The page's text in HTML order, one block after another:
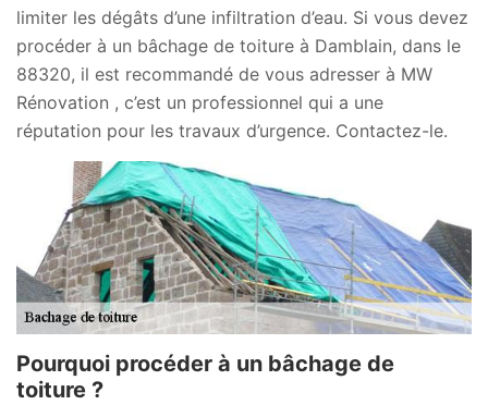
limiter les dégâts d’une infiltration d’eau. Si vous devez
procéder à un bâchage de toiture à Damblain, dans le
88320, il est recommandé de vous adresser à MW
Rénovation , c’est un professionnel qui a une
réputation pour les travaux d’urgence. Contactez-le.
Pourquoi procéder à un bâchage de
toiture ?